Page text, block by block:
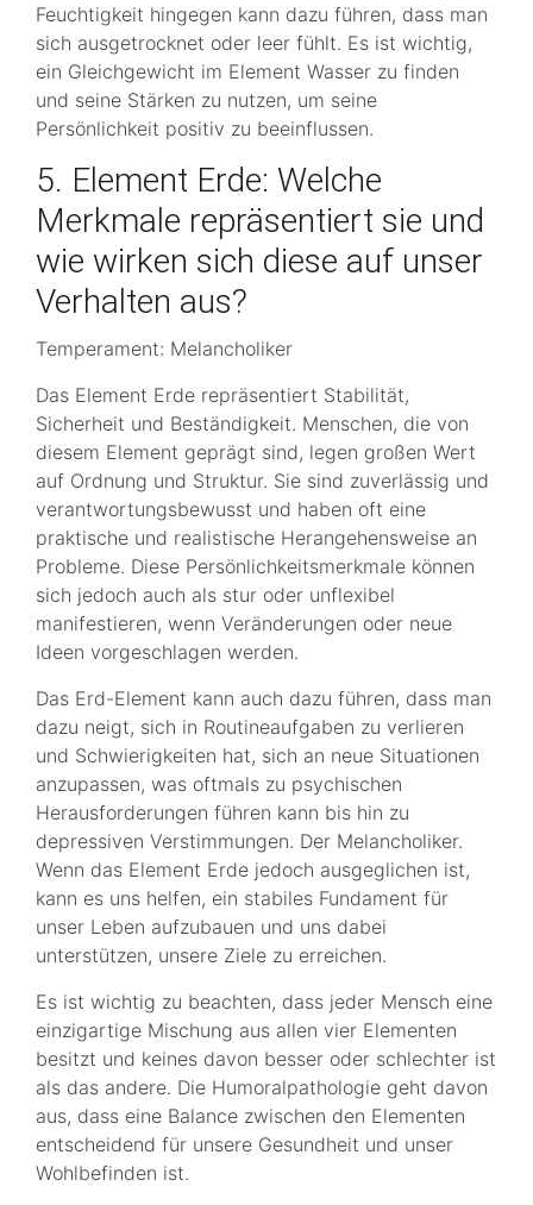
Feuchtigkeit hingegen kann dazu führen, dass man
sich ausgetrocknet oder leer fühlt. Es ist wichtig,
ein Gleichgewicht im Element Wasser zu finden
und seine Stärken zu nutzen, um seine
Persönlichkeit positiv zu beeinflussen.
5. Element Erde: Welche
Merkmale repräsentiert sie und
wie wirken sich diese auf unser
Verhalten aus?
Temperament: Melancholiker
Das Element Erde repräsentiert Stabilität,
Sicherheit und Beständigkeit. Menschen, die von
diesem Element geprägt sind, legen großen Wert
auf Ordnung und Struktur. Sie sind zuverlässig und
verantwortungsbewusst und haben oft eine
praktische und realistische Herangehensweise an
Probleme. Diese Persönlichkeitsmerkmale können
sich jedoch auch als stur oder unflexibel
manifestieren, wenn Veränderungen oder neue
Ideen vorgeschlagen werden.
Das Erd-Element kann auch dazu führen, dass man
dazu neigt, sich in Routineaufgaben zu verlieren
und Schwierigkeiten hat, sich an neue Situationen
anzupassen, was oftmals zu psychischen
Herausforderungen führen kann bis hin zu
depressiven Verstimmungen. Der Melancholiker.
Wenn das Element Erde jedoch ausgeglichen ist,
kann es uns helfen, ein stabiles Fundament für
unser Leben aufzubauen und uns dabei
unterstützen, unsere Ziele zu erreichen.
Es ist wichtig zu beachten, dass jeder Mensch eine
einzigartige Mischung aus allen vier Elementen
besitzt und keines davon besser oder schlechter ist
als das andere. Die Humoralpathologie geht davon
aus, dass eine Balance zwischen den Elementen
entscheidend für unsere Gesundheit und unser
Wohlbefinden ist.